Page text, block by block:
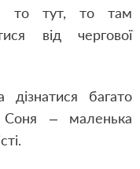
то тут, то там
від чергової
багато
Соня – маленька